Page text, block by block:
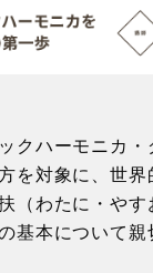
クハーモニカ・
を対象に、世
（わたに・やす
基本について親